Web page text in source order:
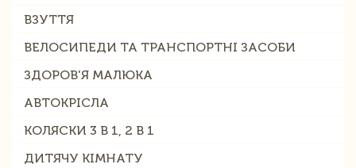
ВЗУТТЯ
ВЕЛОСИПЕДИ ТА ТРАНСПОРТНІ ЗАСОБИ
ЗДОРОВ'Я МАЛЮКА
АВТОКРІСЛА
КОЛЯСКИ 3 В 1, 2 В 1
ДИТЯЧУ КІМНАТУ